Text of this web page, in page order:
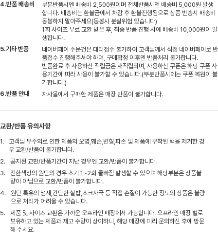
4.반품 배송비
부분반품시엔 배송비 2,500원이며 전체반품시엔 배송비 5,000원 발생
합니다. 배송비는 환불금에서 차감 후 환불진행됨으로 상품 반송시 배송비
동봉하지 말아주세요(동봉시 분실위험 있습니다)
1회 사이즈 무료 교환 받은 후, 최종 반품 진행 시에 배송비 10,000원이 발
생합니다.
5.기타 반품
네이버페이 주문건은 대리접수 불가하여 고객님께서 직접 네이버페이로 반
품접수 진행해주셔야 하며, 구매확정 이후엔 반품처리 불가합니다.
반품완료 후 사용하신 적립금은 재적립되며, 사용하신 쿠폰은 해당 쿠폰 사
용기간에 따라 사용이 불가할 수 있습니다.(부분반품시에는 쿠폰 복원이 불
가합니다.)
6.반품 안내
자사몰에서 구매한 제품은 매장 반품이 불가합니다.
교환/반품 유의사항
1.
고객님 부주의로 인한 제품의 오염,훼손,변형,파손 및 제품에 부착된 택을 제거한 경
우 교환/반품이 불가합니다.
2.
공지된 교환/반품기간이 지난 경우엔 교환/반품이 불가합니다.
3.
진한색상의 원단의 경우 초기 1~2회 물빠짐 발생할 수 있으며 해당부분은 상품불
량이 아님으로 교환/반품이 불가합니다.
4.
원단 특유의 냄새,간단한 실밥,초크자국 등 직접 손질이 가능한 정도의 상품은 불량
으로 처리가 어려울 수 있습니다.
5.
제품 및 사이즈 교환은 가까운 오프라인 매장에서 가능합니다. 오프라인 매장 별로
보유하고 있는 제품과 재고 수량이 상이하니, 해당 매장에 미리 문의하신 후에 방문
해 주세요.